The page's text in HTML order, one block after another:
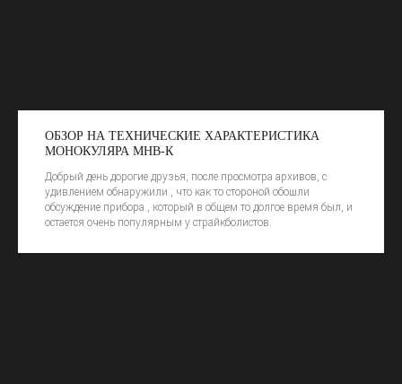
ОБЗОР НА ТЕХНИЧЕСКИЕ ХАРАКТЕРИСТИКА
МОНОКУЛЯРА МНВ-К
Добрый день дорогие друзья, после просмотра архивов, с
удивлением обнаружили , что как то стороной обошли
обсуждение прибора , который в общем то долгое время был, и
остается очень популярным у страйкболистов.